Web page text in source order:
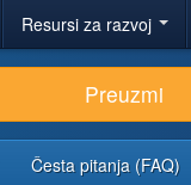
Resursi za razvoj
Preuzmi
Česta pitanja (FAQ)